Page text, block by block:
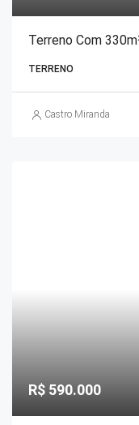
Terreno Com
TERRENO
Castro Miranda
R$ 590.000